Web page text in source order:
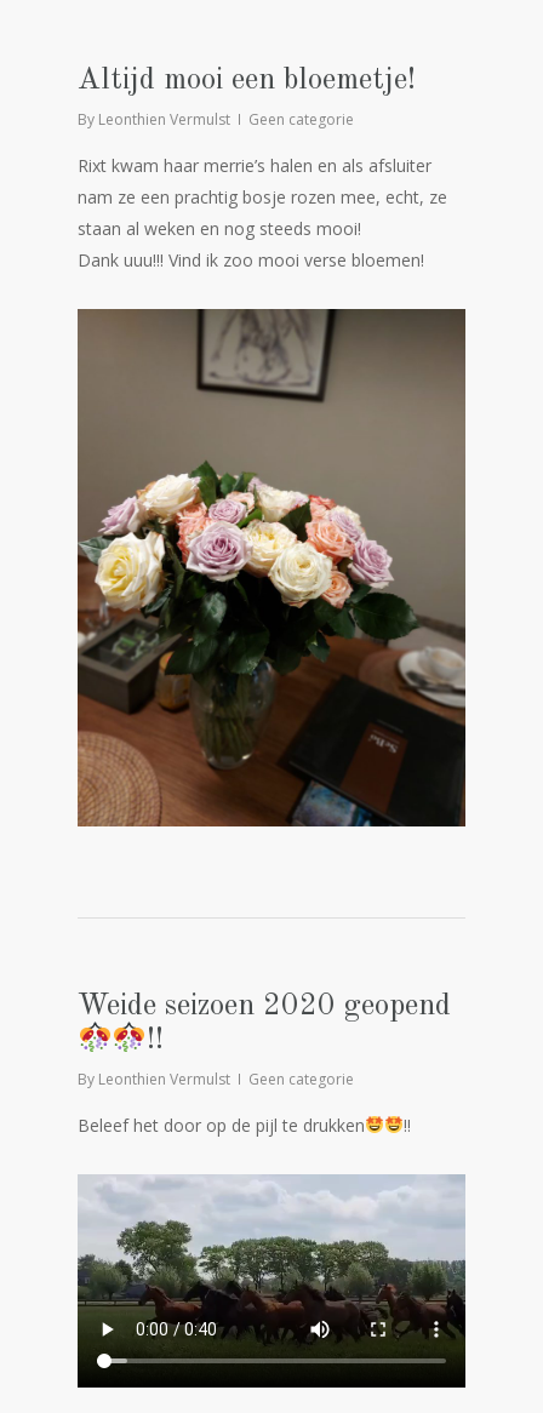
Altijd mooi een bloemetje!
By Leonthien Vermulst Geen categorie
Rixt kwam haar merrie’s halen en als afsluiter
nam ze een prachtig bosje rozen mee, echt, ze
staan al weken en nog steeds mooi!
Dank uuu!!! Vind ik zoo mooi verse bloemen!
Weide seizoen 2020 geopend
!!
By Leonthien Vermulst Geen categorie
Beleef het door op de pijl te drukken !!